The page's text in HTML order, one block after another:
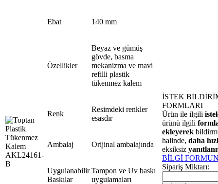
Ebat 140 mm
Özellikler
Beyaz ve gümüş
gövde, basma
mekanizma ve mavi
refilli plastik
tükenmez kalem
Renk
Resimdeki renkler
esasdır
Ambalaj Orijinal ambalajında
Uygulanabilir
Baskılar
Tampon ve Uv baskı
uygulamaları
İSTEK
FORMLARI
Ürün ile ilgili
ürünü ilgili
ekleyerek
halinde, daha
eksiksiz
BİLGİ
Sipariş Miktarı: